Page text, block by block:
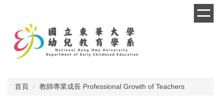
首頁 教師專業成長 Professional Growth of Teachers